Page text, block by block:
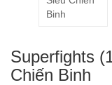
Superfights
Chiến Binh